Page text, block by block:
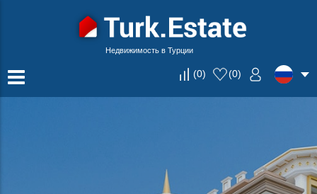
Недвижимость в Турции
(0) (0)